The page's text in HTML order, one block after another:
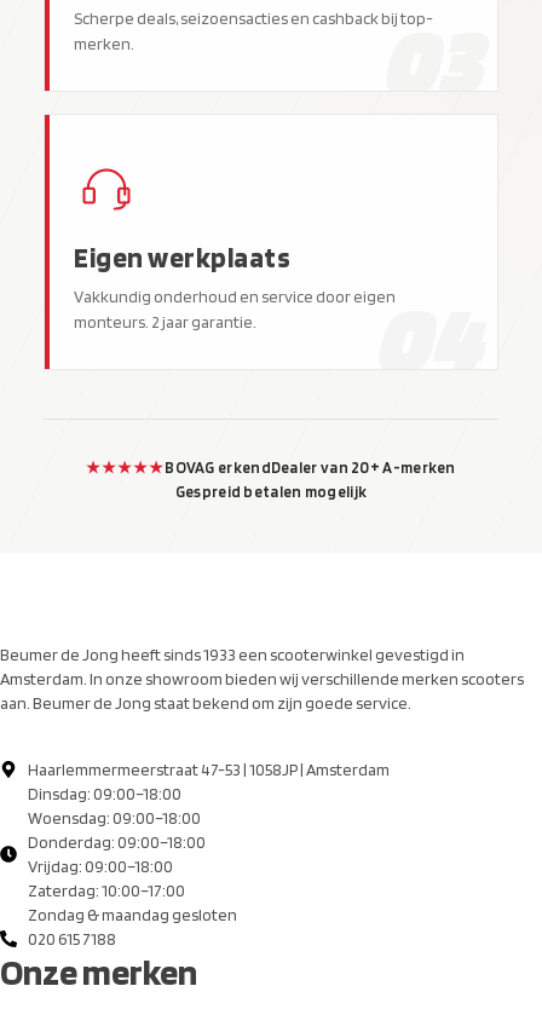
Scherpe deals, seizoensacties en cashback bij top-
merken.
03
Eigen werkplaats
Vakkundig onderhoud en service door eigen
monteurs. 2 jaar garantie.
04
★★★★★BOVAG erkendDealer van 20+ A-merken
Gespreid betalen mogelijk
Beumer de Jong heeft sinds 1933 een scooterwinkel gevestigd in
Amsterdam. In onze showroom bieden wij verschillende merken scooters
aan. Beumer de Jong staat bekend om zijn goede service.
Haarlemmermeerstraat 47-53 | 1058JP | Amsterdam
Dinsdag: 09:00–18:00
Woensdag: 09:00–18:00
Donderdag: 09:00–18:00
Vrijdag: 09:00–18:00
Zaterdag: 10:00–17:00
Zondag & maandag gesloten
020 615 7188
Onze merken